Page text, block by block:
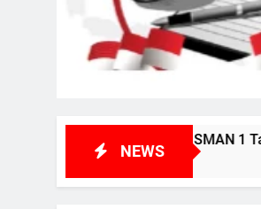
NEWS
SMAN 1 Tanjung Tiram